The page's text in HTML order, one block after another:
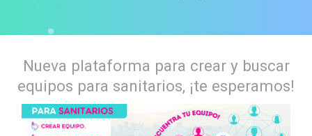
Nueva plataforma para crear y buscar
equipos para sanitarios, ¡te esperamos!